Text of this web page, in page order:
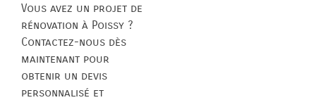
Vous avez un projet de
rénovation à Poissy ?
Contactez-nous dès
maintenant pour
obtenir un devis
personnalisé et